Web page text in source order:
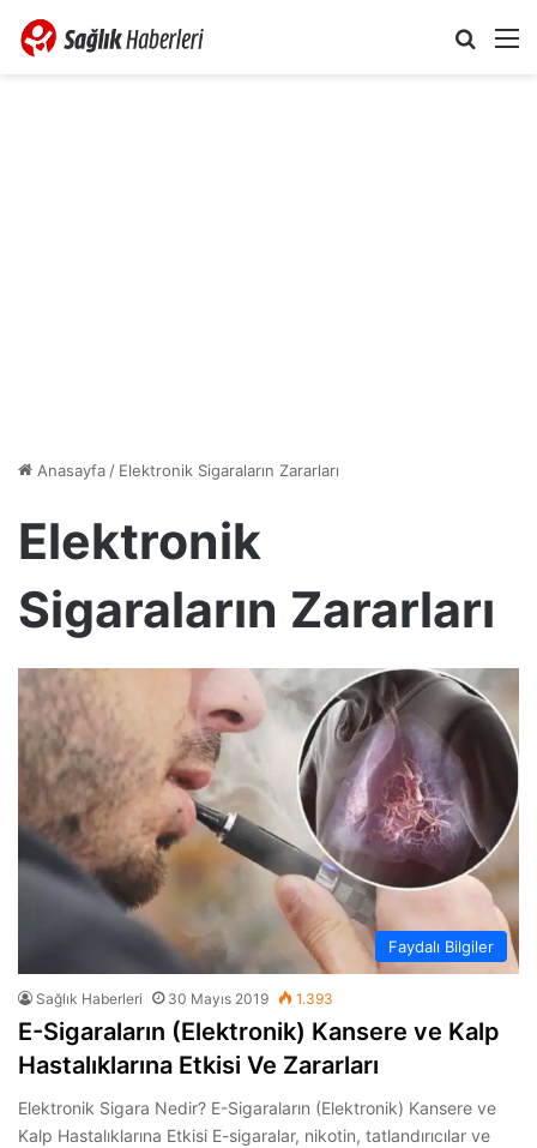
Anasayfa/ Elektronik Sigaraların Zararları
Elektronik
Sigaraların Zararları
Faydalı Bilgiler
Sağlık Haberleri 30 Mayıs 2019 1.393
E-Sigaraların (Elektronik) Kansere ve Kalp
Hastalıklarına Etkisi Ve Zararları
Elektronik Sigara Nedir? E-Sigaraların (Elektronik) Kansere ve
Kalp Hastalıklarına Etkisi E-sigaralar, nikotin, tatlandırıcılar ve